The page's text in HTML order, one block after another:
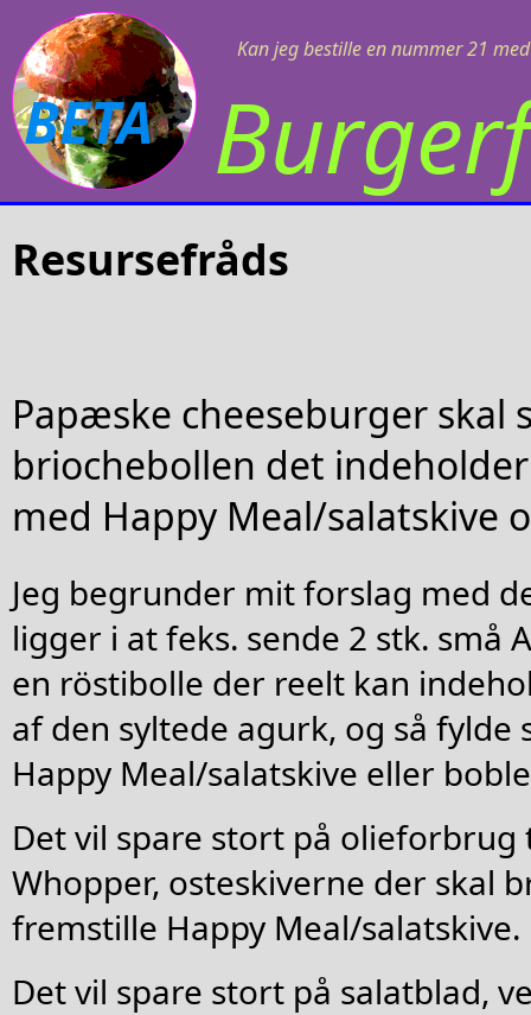
Kan jeg bestille en nummer 21
BETA
Resursefråds
Papæske cheeseburger skal
briochebollen det
med Happy Meal/salatskive
Jeg begrunder mit forslag med
ligger i at feks. sende 2 stk. små
en röstibolle der reelt kan
af den syltede agurk, og så fylde
Happy Meal/salatskive eller
Det vil spare stort på
Whopper, osteskiverne der skal
fremstille Happy Meal/salatskive.
Det vil spare stort på salatblad,